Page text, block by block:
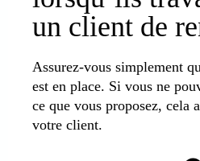
un client de
Assurez-vous simplement
est en place. Si vous ne
ce que vous proposez, cela
votre client.